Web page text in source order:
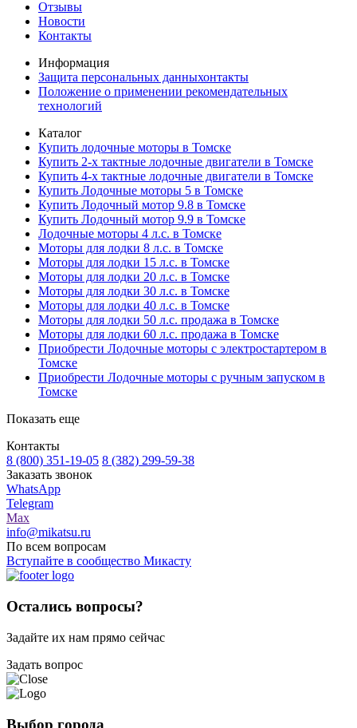
Отзывы
Новости
Контакты
Информация
Защита персональных данныхонтакты
Положение о применении рекомендательных
технологий
Каталог
Купить лодочные моторы в Томске
Купить 2-х тактные лодочные двигатели в Томске
Купить 4-х тактные лодочные двигатели в Томске
Купить Лодочные моторы 5 в Томске
Купить Лодочный мотор 9.8 в Томске
Купить Лодочный мотор 9.9 в Томске
Лодочные моторы 4 л.с. в Томске
Моторы для лодки 8 л.с. в Томске
Моторы для лодки 15 л.с. в Томске
Моторы для лодки 20 л.с. в Томске
Моторы для лодки 30 л.с. в Томске
Моторы для лодки 40 л.с. в Томске
Моторы для лодки 50 л.с. продажа в Томске
Моторы для лодки 60 л.с. продажа в Томске
Приобрести Лодочные моторы с электростартером в
Томске
Приобрести Лодочные моторы с ручным запуском в
Томске
Показать еще
Контакты
8 (800) 351-19-05 8 (382) 299-59-38
Заказать звонок
WhatsApp
Telegram
Max
info@mikatsu.ru
По всем вопросам
Вступайте в сообщество Микасту
Остались вопросы?
Задайте их нам прямо сейчас
Задать вопрос
Выбор города